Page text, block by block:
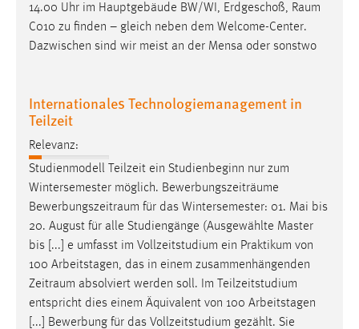
14.00 Uhr im Hauptgebäude BW/WI, Erdgeschoß, Raum
C010 zu finden – gleich neben dem Welcome-Center.
Dazwischen sind wir meist an der Mensa oder sonstwo
Internationales Technologiemanagement in
Teilzeit
Relevanz:
Studienmodell Teilzeit ein Studienbeginn nur zum
Wintersemester möglich. Bewerbungszeiträume
Bewerbungszeitraum für das Wintersemester: 01. Mai bis
20. August für alle Studiengänge (Ausgewählte Master
bis [...] e umfasst im Vollzeitstudium ein Praktikum von
100 Arbeitstagen, das in einem zusammenhängenden
Zeitraum absolviert werden soll. Im Teilzeitstudium
entspricht dies einem Äquivalent von 100 Arbeitstagen
[...] Bewerbung für das Vollzeitstudium gezählt. Sie
Cookie Laufzeit:
3 Monate
Name:
Anbieter:
Zweck:
Conversion-Tracking
Cookie Laufzeit:
3 Monate